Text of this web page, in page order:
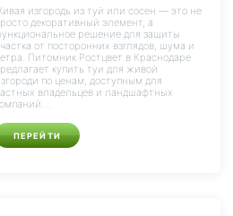
изгородь из туй или сосен — это не
декоративный элемент, а
решение для защиты
от посторонних взглядов, шума и
Питомник Ростцвет в Краснодаре
купить туи для живой
по ценам, доступным для
владельцев и ландшафтных
ПЕРЕЙТИ